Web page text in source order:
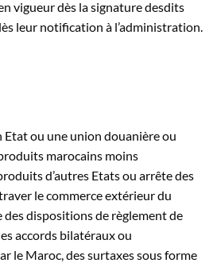
vigueur dès la signature desdits
leur notification à l’administration.
Etat ou une union douanière ou
marocains moins
d’autres Etats ou arrête des
le commerce extérieur du
des dispositions de règlement de
accords bilatéraux ou
le Maroc, des surtaxes sous forme